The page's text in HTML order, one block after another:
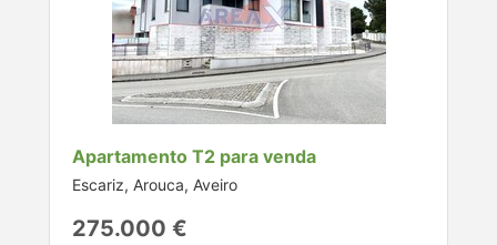
Apartamento T2 para venda
Escariz, Arouca, Aveiro
275.000 €